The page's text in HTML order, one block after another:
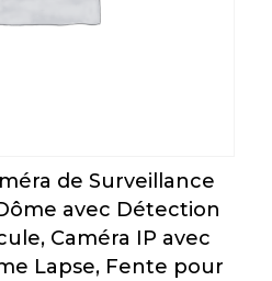
de Surveillance
avec Détection
Caméra IP avec
Lapse, Fente pour